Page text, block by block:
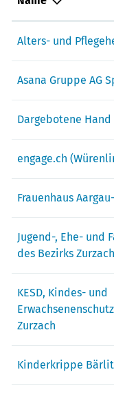
Alters- und
Asana Gruppe AG
Dargebotene Hand
engage.ch
Frauenhaus
Jugend-, Ehe- und
des Bezirks Zurzach
KESD, Kindes- und
Zurzach
Kinderkrippe